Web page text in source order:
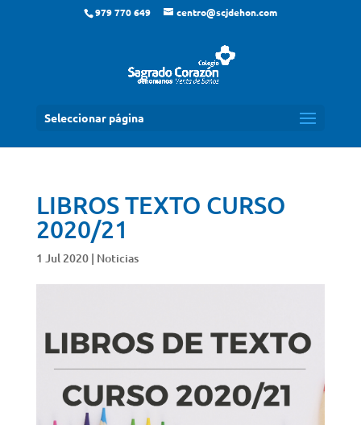
979 770 649 centro@scjdehon.com
Seleccionar página
LIBROS TEXTO CURSO
2020/21
1 Jul 2020| Noticias